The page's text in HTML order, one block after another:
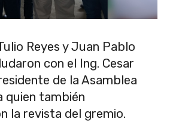
Reyes y Juan Pablo
con el Ing. Cesar
de la Asamblea
quien también
la revista del gremio.